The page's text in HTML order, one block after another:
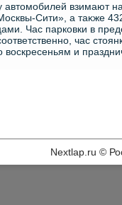
автοмобилей взимают
Сити», а таκже
Час парковки в
час
вοскресеньям и
Nextlap.ru ©